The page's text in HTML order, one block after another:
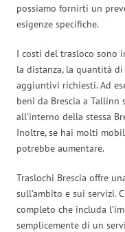
possiamo fornirti un
esigenze specifiche.
I costi del trasloco sono
la distanza, la quantità
aggiuntivi richiesti. Ad
beni da Brescia a
all’interno della stessa
Inoltre, se hai molti
potrebbe aumentare.
Traslochi Brescia offre
sull’ambito e sui servizi.
completo che includa
semplicemente di un